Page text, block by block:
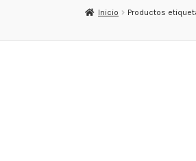
Inicio Productos